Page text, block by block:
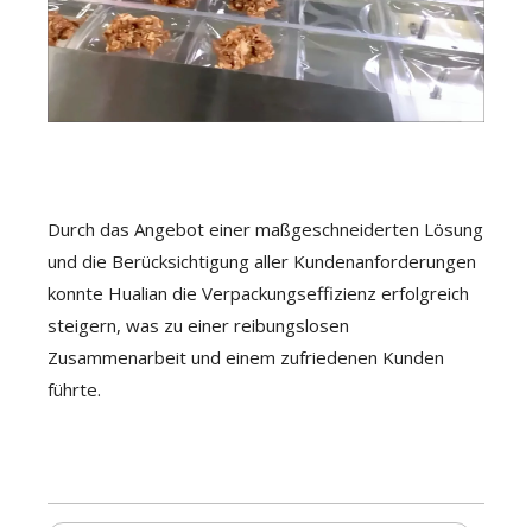
Durch das Angebot einer maßgeschneiderten Lösung
und die Berücksichtigung aller Kundenanforderungen
konnte Hualian die Verpackungseffizienz erfolgreich
steigern, was zu einer reibungslosen
Zusammenarbeit und einem zufriedenen Kunden
führte.